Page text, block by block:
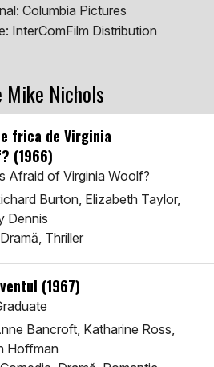
Columbia Pictures
InterComFilm Distribution
Nichols
frica de Virginia
(1966)
Afraid of Virginia Woolf?
Burton, Elizabeth Taylor,
Dennis
Dramă, Thriller
(1967)
Bancroft, Katharine Ross,
Hoffman